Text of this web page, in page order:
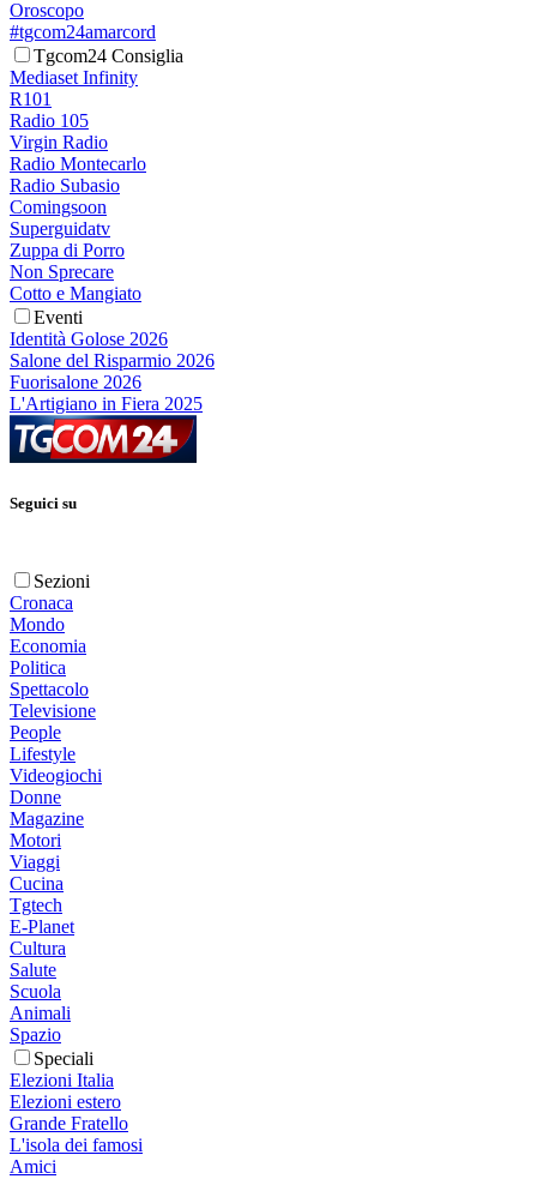
Oroscopo
#tgcom24amarcord
Tgcom24 Consiglia
Mediaset Infinity
R101
Radio 105
Virgin Radio
Radio Montecarlo
Radio Subasio
Comingsoon
Superguidatv
Zuppa di Porro
Non Sprecare
Cotto e Mangiato
Eventi
Identità Golose 2026
Salone del Risparmio 2026
Fuorisalone 2026
L'Artigiano in Fiera 2025
Seguici su
Sezioni
Cronaca
Mondo
Economia
Politica
Spettacolo
Televisione
People
Lifestyle
Videogiochi
Donne
Magazine
Motori
Viaggi
Cucina
Tgtech
E-Planet
Cultura
Salute
Scuola
Animali
Spazio
Speciali
Elezioni Italia
Elezioni estero
Grande Fratello
L'isola dei famosi
Amici